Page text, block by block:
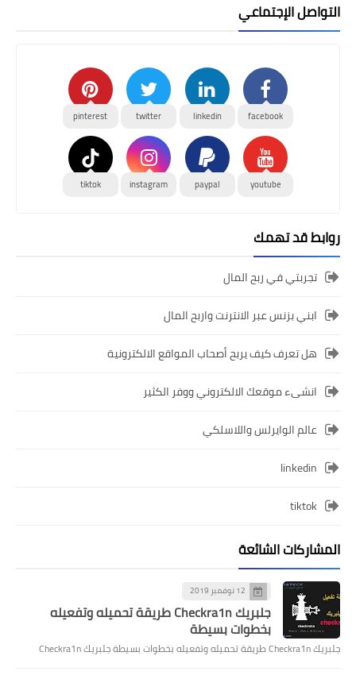
التواصل الإجتماعي
facebook
linkedin
twitter
pinterest
youtube
paypal
instagram
tiktok
روابط قد تهمك
تجربتي في ربح المال
ابني بزنس عبر الانترنت واربح المال
هل تعرف كيف يربح أصحاب المواقع الالكترونية
انشىء موقعك الالكتروني ووفر الكثير
عالم الوايرلس واللاسلكي
linkedin
tiktok
المشاركات الشائعة
12 نوفمبر 2019
جلبريك Checkra1n طريقة تحميله وتفعيله
بخطوات بسيطة
جلبريك Checkra1n طريقة تحميله وتفعيله بخطوات بسيطة جلبريك Checkra1n